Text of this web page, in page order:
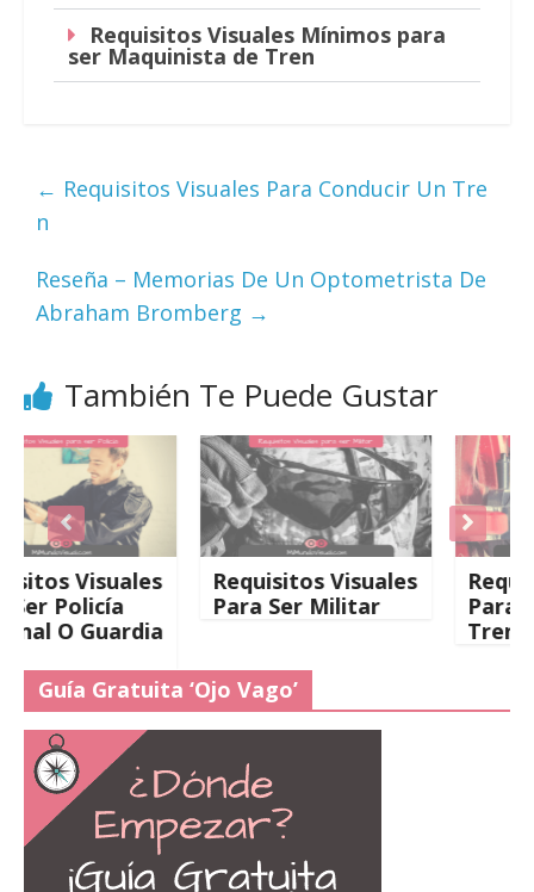
Requisitos Visuales Mínimos para
ser Maquinista de Tren
← Requisitos Visuales Para Conducir Un Tre
n
Reseña – Memorias De Un Optometrista De
Abraham Bromberg →
También Te Puede Gustar
Visuales
Guardia
Requisitos Visuales
Para Ser Militar
Requisitos
Para
Guía Gratuita ‘Ojo Vago’